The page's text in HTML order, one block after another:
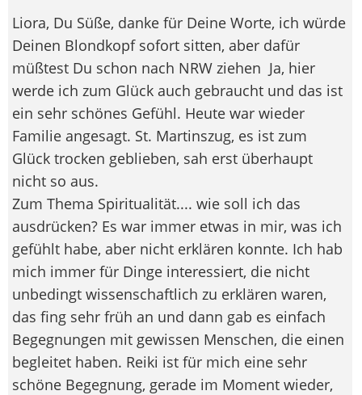
Liora, Du Süße, danke für Deine Worte, ich würde
Deinen Blondkopf sofort sitten, aber dafür
müßtest Du schon nach NRW ziehen Ja, hier
werde ich zum Glück auch gebraucht und das ist
ein sehr schönes Gefühl. Heute war wieder
Familie angesagt. St. Martinszug, es ist zum
Glück trocken geblieben, sah erst überhaupt
nicht so aus.
Zum Thema Spiritualität.... wie soll ich das
ausdrücken? Es war immer etwas in mir, was ich
gefühlt habe, aber nicht erklären konnte. Ich hab
mich immer für Dinge interessiert, die nicht
unbedingt wissenschaftlich zu erklären waren,
das fing sehr früh an und dann gab es einfach
Begegnungen mit gewissen Menschen, die einen
begleitet haben. Reiki ist für mich eine sehr
schöne Begegnung, gerade im Moment wieder,